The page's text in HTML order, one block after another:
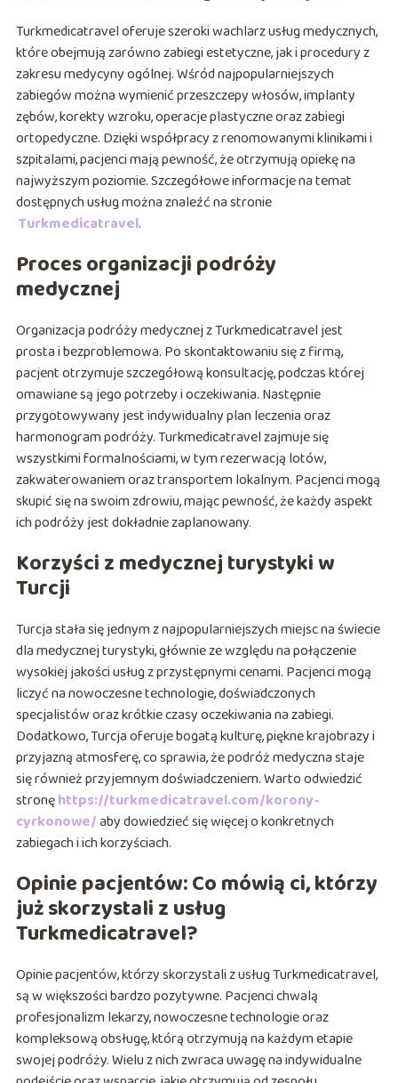
Turkmedicatravel oferuje szeroki wachlarz usług medycznych,
które obejmują zarówno zabiegi estetyczne, jak i procedury z
zakresu medycyny ogólnej. Wśród najpopularniejszych
zabiegów można wymienić przeszczepy włosów, implanty
zębów, korekty wzroku, operacje plastyczne oraz zabiegi
ortopedyczne. Dzięki współpracy z renomowanymi klinikami i
szpitalami, pacjenci mają pewność, że otrzymują opiekę na
najwyższym poziomie. Szczegółowe informacje na temat
dostępnych usług można znaleźć na stronie
Turkmedicatravel.
Proces organizacji podróży
medycznej
Organizacja podróży medycznej z Turkmedicatravel jest
prosta i bezproblemowa. Po skontaktowaniu się z firmą,
pacjent otrzymuje szczegółową konsultację, podczas której
omawiane są jego potrzeby i oczekiwania. Następnie
przygotowywany jest indywidualny plan leczenia oraz
harmonogram podróży. Turkmedicatravel zajmuje się
wszystkimi formalnościami, w tym rezerwacją lotów,
zakwaterowaniem oraz transportem lokalnym. Pacjenci mogą
skupić się na swoim zdrowiu, mając pewność, że każdy aspekt
ich podróży jest dokładnie zaplanowany.
Korzyści z medycznej turystyki w
Turcji
Turcja stała się jednym z najpopularniejszych miejsc na świecie
dla medycznej turystyki, głównie ze względu na połączenie
wysokiej jakości usług z przystępnymi cenami. Pacjenci mogą
liczyć na nowoczesne technologie, doświadczonych
specjalistów oraz krótkie czasy oczekiwania na zabiegi.
Dodatkowo, Turcja oferuje bogatą kulturę, piękne krajobrazy i
przyjazną atmosferę, co sprawia, że podróż medyczna staje
się również przyjemnym doświadczeniem. Warto odwiedzić
stronęhttps://turkmedicatravel.com/korony-
cyrkonowe/aby dowiedzieć się więcej o konkretnych
zabiegach i ich korzyściach.
Opinie pacjentów: Co mówią ci, którzy
już skorzystali z usług
Turkmedicatravel?
Opinie pacjentów, którzy skorzystali z usług Turkmedicatravel,
są w większości bardzo pozytywne. Pacjenci chwalą
profesjonalizm lekarzy, nowoczesne technologie oraz
kompleksową obsługę, którą otrzymują na każdym etapie
swojej podróży. Wielu z nich zwraca uwagę na indywidualne